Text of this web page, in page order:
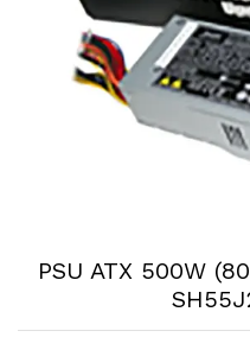
PSU ATX 500W